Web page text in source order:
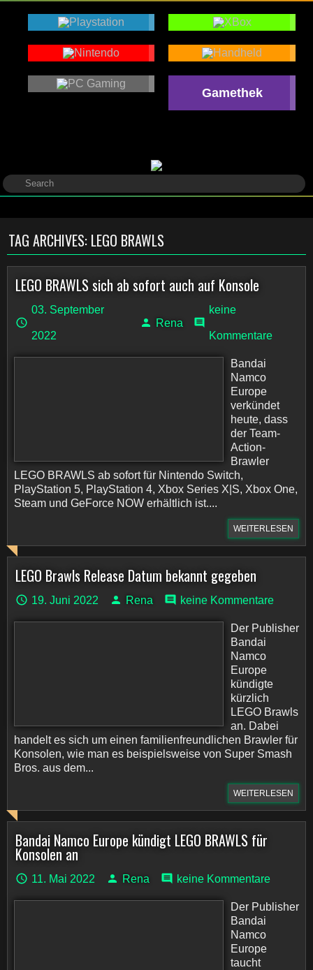
Gamethek
TAG ARCHIVES: LEGO BRAWLS
LEGO BRAWLS sich ab sofort auch auf Konsole
03. September
2022
Rena
keine
Kommentare
Bandai
Namco
Europe
verkündet
heute, dass
der Team-
Action-
Brawler
LEGO BRAWLS ab sofort für Nintendo Switch,
PlayStation 5, PlayStation 4, Xbox Series X|S, Xbox One,
Steam und GeForce NOW erhältlich ist....
WEITERLESEN
LEGO Brawls Release Datum bekannt gegeben
19. Juni 2022 Rena keine Kommentare
Der Publisher
Bandai
Namco
Europe
kündigte
kürzlich
LEGO Brawls
an. Dabei
handelt es sich um einen familienfreundlichen Brawler für
Konsolen, wie man es beispielsweise von Super Smash
Bros. aus dem...
WEITERLESEN
Bandai Namco Europe kündigt LEGO BRAWLS für
Konsolen an
11. Mai 2022 Rena keine Kommentare
Der Publisher
Bandai
Namco
Europe
taucht